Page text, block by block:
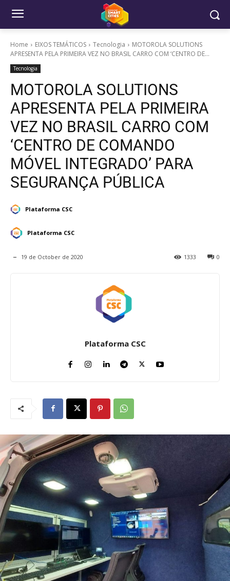
Home EIXOS TEMÁTICOS Tecnologia
MOTOROLA SOLUTIONS
APRESENTA PELA PRIMEIRA VEZ NO BRASIL CARRO COM ‘CENTRO DE...
Tecnologia
MOTOROLA SOLUTIONS
APRESENTA PELA PRIMEIRA
VEZ NO BRASIL CARRO COM
‘CENTRO DE COMANDO
MÓVEL INTEGRADO’ PARA
SEGURANÇA PÚBLICA
Plataforma CSC
Plataforma CSC
19 de October de 2020 0
1333
Plataforma CSC